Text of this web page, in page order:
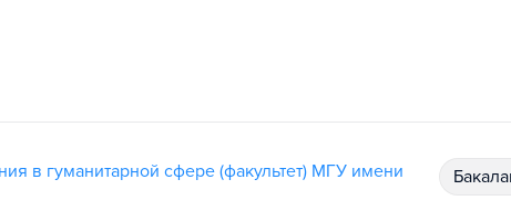
в гуманитарной сфере (факультет) МГУ имени